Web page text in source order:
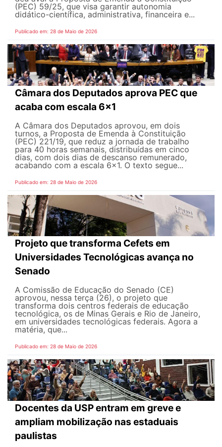
(PEC) 59/25, que visa garantir autonomia
didático-científica, administrativa, financeira e...
Publicado em: 28 de Maio de 2026
Câmara dos Deputados aprova PEC que
acaba com escala 6x1
A Câmara dos Deputados aprovou, em dois
turnos, a Proposta de Emenda à Constituição
(PEC) 221/19, que reduz a jornada de trabalho
para 40 horas semanais, distribuídas em cinco
dias, com dois dias de descanso remunerado,
acabando com a escala 6x1. O texto segue...
Publicado em: 28 de Maio de 2026
Projeto que transforma Cefets em
Universidades Tecnológicas avança no
Senado
A Comissão de Educação do Senado (CE)
aprovou, nessa terça (26), o projeto que
transforma dois centros federais de educação
tecnológica, os de Minas Gerais e Rio de Janeiro,
em universidades tecnológicas federais. Agora a
matéria, que...
Publicado em: 28 de Maio de 2026
Docentes da USP entram em greve e
ampliam mobilização nas estaduais
paulistas